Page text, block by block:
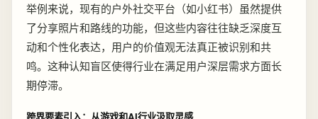
举例来说，现有的户外社交平台（如小红书）虽然提供
了分享照片和路线的功能，但这些内容往往缺乏深度互
动和个性化表达，用户的价值观无法真正被识别和共
鸣。这种认知盲区使得行业在满足用户深层需求方面长
期停滞。